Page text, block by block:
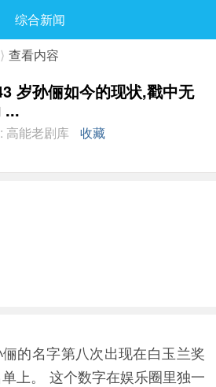
最新发表
综合新闻
⟩ 查看内容
岁孙俪如今的现状,戳中无
...
高能老剧库
收藏
的名字第八次出现在白玉兰奖
上。 这个数字在娱乐圈里独一